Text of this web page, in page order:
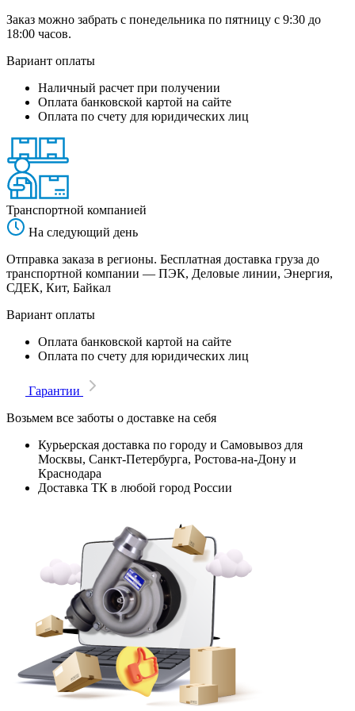
Заказ можно забрать с понедельника по пятницу с 9:30 до
18:00 часов.
Вариант оплаты
Наличный расчет при получении
Оплата банковской картой на сайте
Оплата по счету для юридических лиц
Транспортной компанией
На следующий день
Отправка заказа в регионы. Бесплатная доставка груза до
транспортной компании — ПЭК, Деловые линии, Энергия,
СДЕК, Кит, Байкал
Вариант оплаты
Оплата банковской картой на сайте
Оплата по счету для юридических лиц
Гарантии
Возьмем все заботы о доставке на себя
Курьерская доставка по городу и Самовывоз для
Москвы, Санкт-Петербурга, Ростова-на-Дону и
Краснодара
Доставка ТК в любой город России